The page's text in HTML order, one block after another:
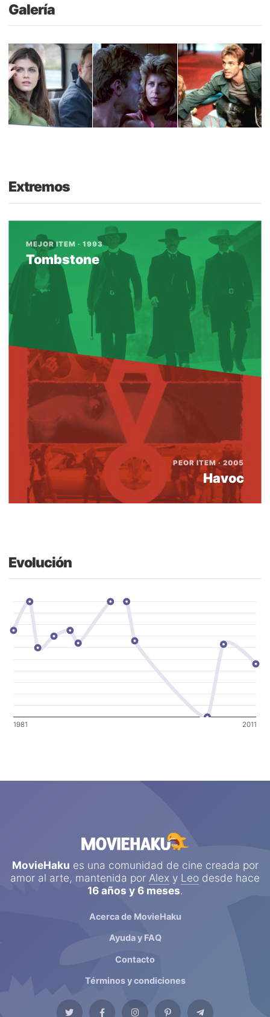
Galería
Extremos
MEJOR ITEM · 1993
Tombstone
PEOR ITEM · 2005
Havoc
Evolución
1981 2011
MovieHaku es una comunidad de cine creada por
amor al arte, mantenida por Alex y Leo desde hace
16 años y 6 meses.
Acerca de MovieHaku
Ayuda y FAQ
Contacto
Términos y condiciones